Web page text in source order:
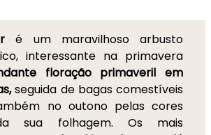
é um maravilhoso arbusto
interessante na primavera
floração primaveril em
seguida de bagas comestíveis
no outono pelas cores
sua folhagem. Os mais